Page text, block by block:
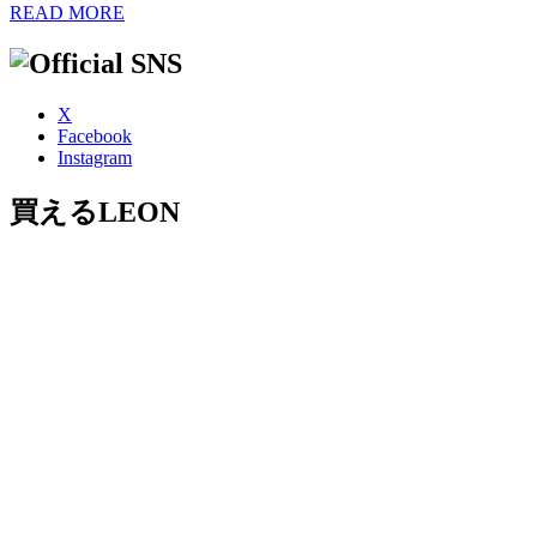
READ MORE
X
Facebook
Instagram
買えるLEON